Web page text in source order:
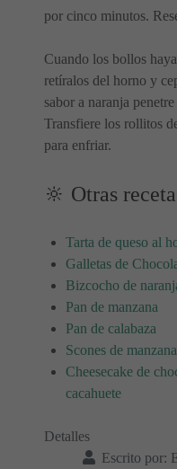
por cinco minutos.
Cuando los bollos
retíralos del horno y
sabor a naranja
Transfiere los rollitos
para enfriar.
🔆 Otras
Tarta de queso al
Galletas de
Bizcocho de
Pan de manzana
Pan de calabaza
Scones de
Cheesecake de
cacahuete
Detalles
Escrito por: